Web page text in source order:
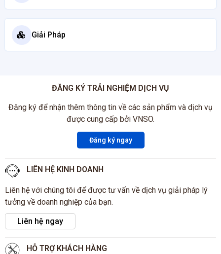
Giải Pháp
ĐĂNG KÝ TRẢI NGHIỆM DỊCH VỤ
Đăng ký để nhận thêm thông tin về các sản phẩm và dịch vụ
được cung cấp bởi VNSO.
Đăng ký ngay
LIÊN HỆ KINH DOANH
Liên hệ với chúng tôi để được tư vấn về dịch vụ giải pháp lý
tưởng về doanh nghiệp của bạn.
Liên hệ ngay
HỖ TRỢ KHÁCH HÀNG